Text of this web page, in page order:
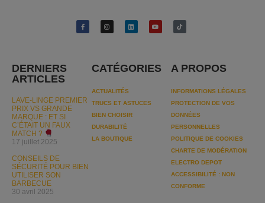
DERNIERS
ARTICLES
LAVE-LINGE PREMIER
PRIX VS GRANDE
MARQUE : ET SI
C’ÉTAIT UN FAUX
MATCH ?
17 juillet 2025
CONSEILS DE
SÉCURITÉ POUR BIEN
UTILISER SON
BARBECUE
30 avril 2025
CATÉGORIES
ACTUALITÉS
TRUCS ET ASTUCES
BIEN CHOISIR
DURABILITÉ
LA BOUTIQUE
A PROPOS
INFORMATIONS LÉGALES
PROTECTION DE VOS
DONNÉES
PERSONNELLES
POLITIQUE DE COOKIES
CHARTE DE MODÉRATION
ELECTRO DEPOT
ACCESSIBILITÉ : NON
CONFORME